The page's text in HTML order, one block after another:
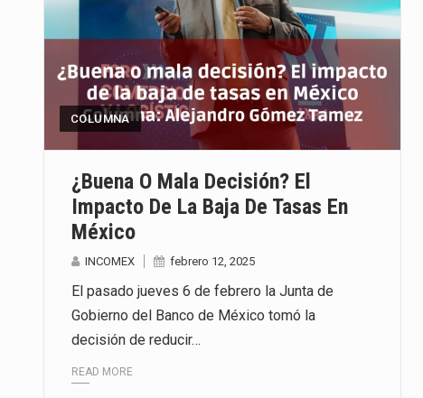
COLUMNA
¿Buena O Mala Decisión? El
Impacto De La Baja De Tasas En
México
INCOMEX febrero 12, 2025
El pasado jueves 6 de febrero la Junta de
Gobierno del Banco de México tomó la
decisión de reducir…
READ MORE